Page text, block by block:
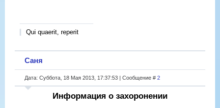
Qui quaerit, reperit
Саня
Дата: Суббота, 18 Мая 2013, 17:37:53 | Сообщение # 2
Информация о захоронении